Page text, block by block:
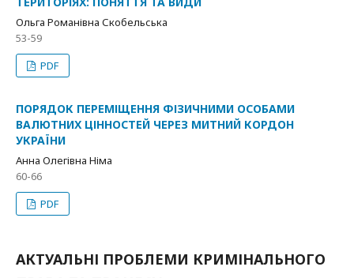
Ольга Романівна Скобельська
53-59
PDF
ПОРЯДОК ПЕРЕМІЩЕННЯ ФІЗИЧНИМИ ОСОБАМИ
ВАЛЮТНИХ ЦІННОСТЕЙ ЧЕРЕЗ МИТНИЙ КОРДОН
УКРАЇНИ
Анна Олегівна Німа
60-66
PDF
АКТУАЛЬНІ ПРОБЛЕМИ КРИМІНАЛЬНОГО